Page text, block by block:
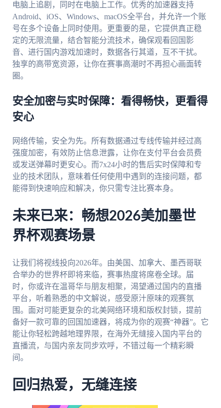
电脑上追剧，同时在电脑上工作。优秀的加速器支持
Android、iOS、Windows、macOS全平台，并允许一个账
号在多个设备上同时使用。更重要的是，它提供真正稳
定的无限流量，结合智能分流技术，确保观看回国影
音、进行国内游戏加速时，数据各行其道，互不干扰。
独享的高带宽资源，让你在赛事高潮时不再担心画面转
圈。
安全加密与实时保障：看得畅快，更看得
安心
网络传输，安全为先。所有数据通过专线传输并经过高
强度加密，有效防止信息泄露，让你在支付平台会员费
或发送弹幕时更安心。而7x24小时的售后实时保障和专
业的技术团队，意味着任何使用中遇到的连接问题，都
能得到快速响应和解决，你只需专注比赛本身。
未来已来：畅想2026美加墨世
界杯观赛场景
让我们将视线投向2026年。由美国、加拿大、墨西哥联
合举办的世界杯即将来临，赛事热度将席卷全球。届
时，你或许在温哥华与朋友相聚，渴望通过国内的直播
平台，听着熟悉的中文解说，感受原汁原味的观赛氛
围。面对可能更复杂的北美网络环境和版权封锁，提前
备好一款可靠的回国加速器，将成为你的观赛“神器”。它
能让你轻松跨越地理界限，在海外无缝接入国内平台的
直播流，与国内亲友同步欢呼，不错过每一个精彩瞬
间。
回归热爱，无缝连接